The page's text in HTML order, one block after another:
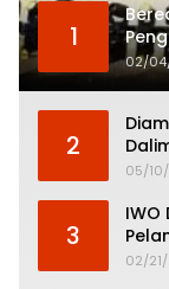
1
02/
2
05/
3
02/